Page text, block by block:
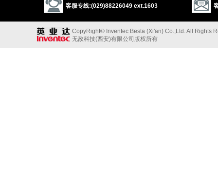
客服专线:(029)88226049 ext.1603
CopyRight© Inventec Besta (Xi'an) Co.,Ltd. All Rights
无敌科技(西安)有限公司版权所有